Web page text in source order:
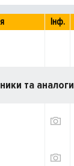
Інф.
та аналоги